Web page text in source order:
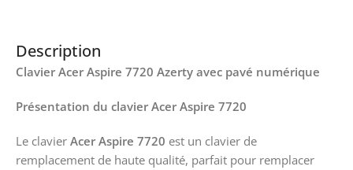
Description
Clavier Acer Aspire 7720 Azerty avec pavé numérique
Présentation du clavier Acer Aspire 7720
Le clavier Acer Aspire 7720 est un clavier de
remplacement de haute qualité, parfait pour remplacer